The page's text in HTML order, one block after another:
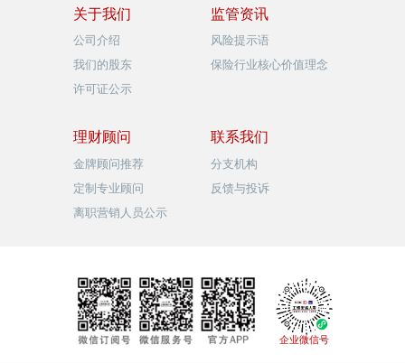
关于我们
公司介绍
我们的股东
许可证公示
监管资讯
风险提示语
保险行业核心价值理念
理财顾问
金牌顾问推荐
定制专业顾问
离职营销人员公示
联系我们
分支机构
反馈与投诉
企业微信号